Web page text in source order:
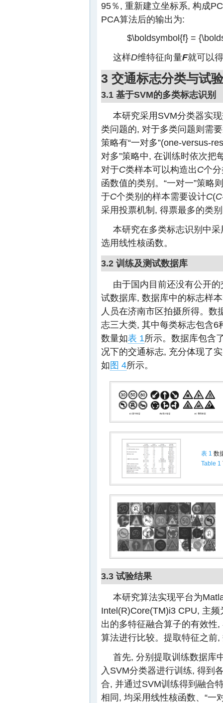
95％, 重新建立坐标系, 构成
PCA算法后的输出为:
$\boldsymbol{f} =
这样D维特征向量F就可以
3 交通标志分类与试
3.1 基于SVM的多类标志识别
本研究采用SVM分类器实
类问题的, 对于多类问题则需
策略有“一对多”(one-versus-
对多”策略中, 在训练时依次把
对于C类样本可以构造出C个
函数值的类别。“一对一”策略
于C个类别的样本需要设计C(C
采用投票机制, 得票最多的类
本研究在多类标志识别中
选用线性核函数。
3.2 训练及测试数据库
由于国内目前还没有公开
试数据库, 数据库中的标志样
人员在济南市区拍摄所得。
志三大类, 其中每类标志包含6
数量如表 1所示。数据库包含
况下的交通标志, 充分体现了
如图 4所示。
表 1 数
Table 1
3.3 试验结果
本研究算法实现平台为
Intel(R)Core(TM)i3 CPU, 主
出的多特征融合算子的有效性
算法进行比较。提取特征之前
首先, 分别提取训练数据库
入SVM分类器进行训练, 得到
合, 并通过SVM训练得到融合
相同, 均采用线性核函数、“一